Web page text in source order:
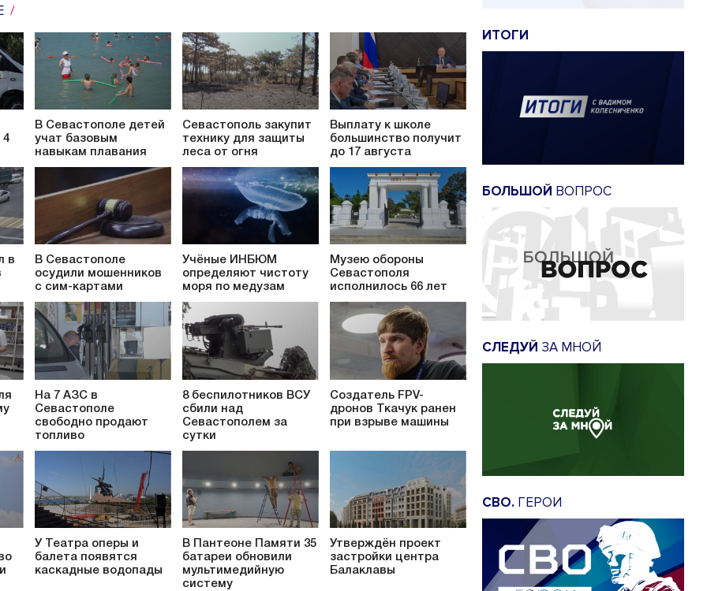
4
В Севастополе детей
учат базовым
навыкам плавания
Севастополь закупит
технику для защиты
леса от огня
Выплату к школе
большинство получит
до 17 августа
в
В Севастополе
осудили мошенников
с сим-картами
Учёные ИНБЮМ
определяют чистоту
моря по медузам
Музею обороны
Севастополя
исполнилось 66 лет
На 7 АЗС в
Севастополе
свободно продают
топливо
8 беспилотников ВСУ
сбили над
Севастополем за
сутки
Создатель FPV-
дронов Ткачук ранен
при взрыве машины
У Театра оперы и
балета появятся
каскадные водопады
В Пантеоне Памяти 35
батареи обновили
мультимедийную
систему
Утверждён проект
застройки центра
Балаклавы
ИТОГИ
БОЛЬШОЙ ВОПРОС
СЛЕДУЙ ЗА МНОЙ
СВО. ГЕРОИ